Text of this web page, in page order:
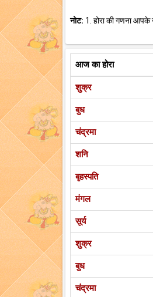
नोट: 1. होरा की गणना
आज का होरा
शुक्र
बुध
चंद्रमा
शनि
बृहस्पति
मंगल
सूर्य
शुक्र
बुध
चंद्रमा